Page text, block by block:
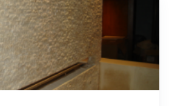
Blog